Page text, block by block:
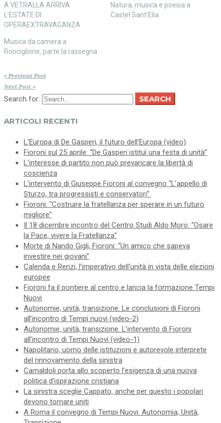
A VETRALLA ARRIVA
L’ESTATE DI
OPERAEXTRAVAGANZA
Natura, musica e poesia a
Castel Sant’Elia
Musica da camera a
Ronciglione, parte la rassegna
« Previous Post
Next Post »
Search for: SEARCH
ARTICOLI RECENTI
L’Europa di De Gasperi, il futuro dell’Europa (video)
Fioroni sul 25 aprile: “De Gasperi istituì una festa di unità”
L’interesse di partito non può prevaricare la libertà di
coscienza
L’intervento di Giuseppe Fioroni al convegno “L’appello di
Sturzo, tra progressisti e conservatori”.
Fioroni: “Costruire la fratellanza per sperare in un futuro
migliore”
Il 18 dicembre incontro del Centro Studi Aldo Moro: “Osare
la Pace, vivere la Fratellanza”
Morte di Nando Gigli, Fioroni: “Un amico che sapeva
investire nei giovani”
Calenda e Renzi, l’imperativo dell’unità in vista delle elezioni
europee
Fioroni fa il pontiere al centro e lancia la formazione Tempi
Nuovi
Autonomie, unità, transizione. Le conclusioni di Fioroni
all’incontro di Tempi nuovi (video-2)
Autonomie, unità, transizione. L’intervento di Fioroni
all’incontro di Tempi Nuovi (video-1)
Napolitano, uomo delle istituzioni e autorevole interprete
del rinnovamento della sinistra
Camaldoli porta allo scoperto l’esigenza di una nuova
politica d’ispirazione cristiana
La sinistra sceglie Cappato, anche per questo i popolari
devono tornare uniti
A Roma il convegno di Tempi Nuovi: Autonomia, Unità,